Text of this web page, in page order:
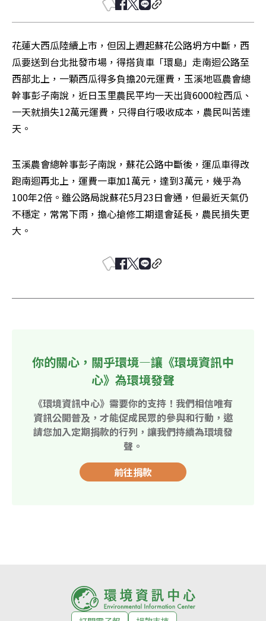
花蓮大西瓜陸續上市，但因上週起蘇花公路坍方中斷，西
瓜要送到台北批發市場，得搭貨車「環島」走南迴公路至
西部北上，一顆西瓜得多負擔20元運費，玉溪地區農會總
幹事彭子南說，近日玉里農民平均一天出貨6000粒西瓜、
一天就損失12萬元運費，只得自行吸收成本，農民叫苦連
天。
玉溪農會總幹事彭子南說，蘇花公路中斷後，運瓜車得改
跑南迴再北上，運費一車加1萬元，達到3萬元，幾乎為
100年2倍。雖公路局說蘇花5月23日會通，但最近天氣仍
不穩定，常常下雨，擔心搶修工期還會延長，農民損失更
大。
你的關心，關乎環境—讓《環境資訊中
心》為環境發聲
《環境資訊中心》需要你的支持！我們相信唯有
資訊公開普及，才能促成民眾的參與和行動，邀
請您加入定期捐款的行列，讓我們持續為環境發
聲。
前往捐款